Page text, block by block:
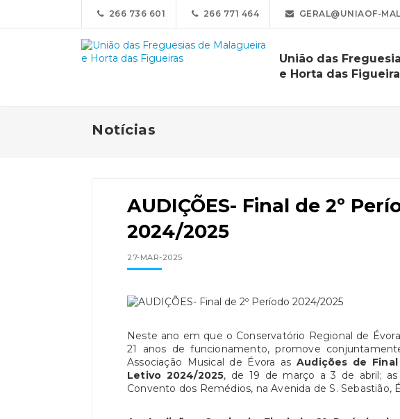
266 736 601 266 771 464 GERAL@UNIAOF-
União das
e Horta das
Notícias
AUDIÇÕES- Final de 2º
2024/2025
27-MAR-2025
Neste ano em que o Conservatório Regional de
21 anos de funcionamento, promove
Associação Musical de Évora as Audições de
Letivo 2024/2025, de 19 de março a 3 de abril; as
Convento dos Remédios, na Avenida de S. Sebastião,